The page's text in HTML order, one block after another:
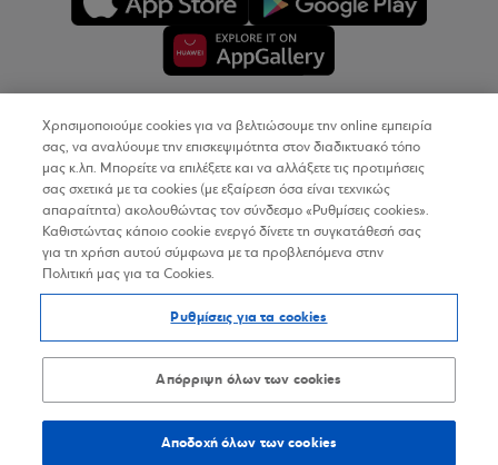
Copyright © 2026
Όροι Χρήσης
Προσωπικά Δεδομένα στον Διαδικτυακό Τόπο
Δήλωση Προσβασιμότητας
Sitemap
Χρησιμοποιούμε cookies για να βελτιώσουμε την online εμπειρία
σας, να αναλύουμε την επισκεψιμότητα στον διαδικτυακό τόπο
μας κ.λπ. Μπορείτε να επιλέξετε και να αλλάξετε τις προτιμήσεις
σας σχετικά με τα cookies (με εξαίρεση όσα είναι τεχνικώς
απαραίτητα) ακολουθώντας τον σύνδεσμο «Ρυθμίσεις cookies».
Καθιστώντας κάποιο cookie ενεργό δίνετε τη συγκατάθεσή σας
για τη χρήση αυτού σύμφωνα με τα προβλεπόμενα στην
Πολιτική μας για τα Cookies.
Ρυθμίσεις για τα cookies
Απόρριψη όλων των cookies
Αποδοχή όλων των cookies